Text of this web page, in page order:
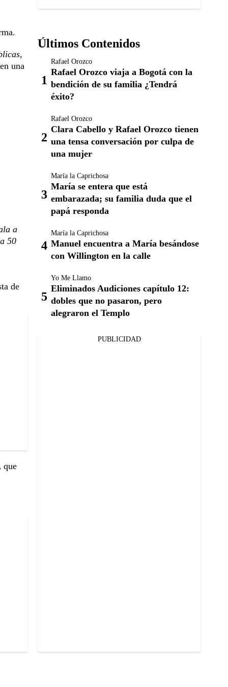
una
a
50
de
que
Últimos Contenidos
Rafael Orozco
Rafael Orozco viaja a Bogotá con la
bendición de su familia ¿Tendrá
éxito?
Rafael Orozco
Clara Cabello y Rafael Orozco tienen
una tensa conversación por culpa de
una mujer
María la Caprichosa
María se entera que está
embarazada; su familia duda que el
papá responda
María la Caprichosa
Manuel encuentra a María besándose
con Willington en la calle
Yo Me Llamo
Eliminados Audiciones capítulo 12:
dobles que no pasaron, pero
alegraron el Templo
PUBLICIDAD